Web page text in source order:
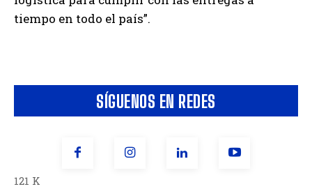
SÍGUENOS EN REDES
121 K
tiempo en todo el país”.